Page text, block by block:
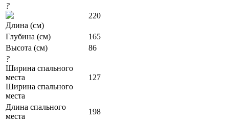
?
Длина (см)
220
Глубина (см)
165
Высота (см)
86
?
Ширина спального
места
Ширина спального
места
127
Длина спального
места
198